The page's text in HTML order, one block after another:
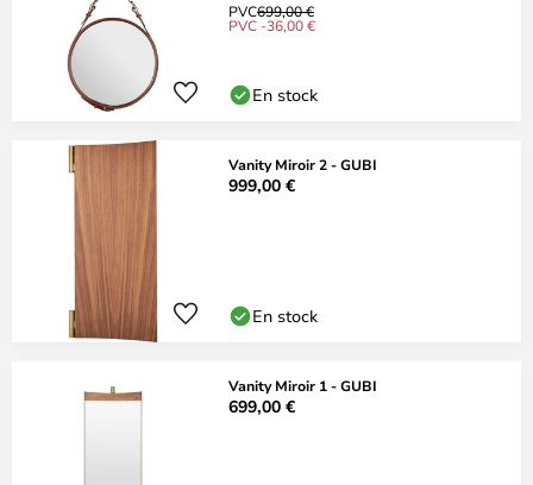
PVC699,00 €
PVC -36,00 €
En stock
Vanity Miroir 2 - GUBI
999,00 €
En stock
Vanity Miroir 1 - GUBI
699,00 €